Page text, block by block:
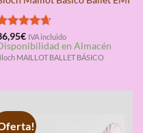
4.67
5
€ IVA incluido
en Almacén
MAILLOT BALLET BÁSICO